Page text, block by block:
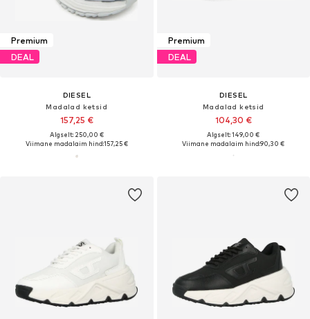
Premium
DEAL
DIESEL
Madalad ketsid
157,25 €
Algselt: 250,00 €
Viimane madalaim hind:157,25 €
Premium
DEAL
DIESEL
Madalad ketsid
104,30 €
Algselt: 149,00 €
Viimane madalaim hind:90,30 €